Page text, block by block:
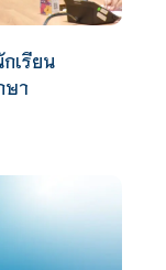
เรียน
ษา